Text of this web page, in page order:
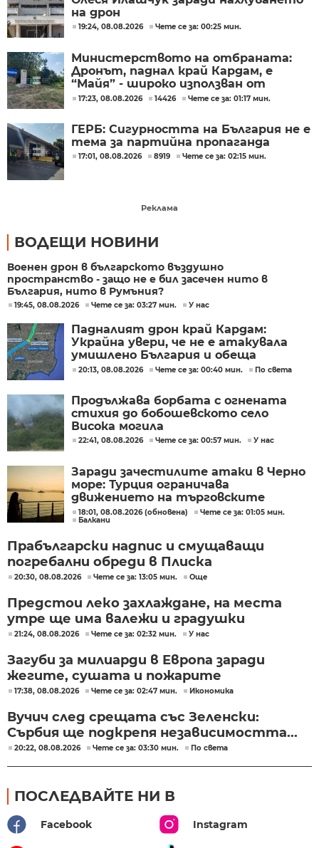
на дрон
19:24, 08.08.2026 Чете се за: 00:25 мин.
Министерството на отбраната:
Дронът, паднал край Кардам, е
“Майя” - широко използван от
украинската армия
17:23, 08.08.2026 14426 Чете се за: 01:17 мин.
ГЕРБ: Сигурността на България не е
тема за партийна пропаганда
17:01, 08.08.2026 8919 Чете се за: 02:15 мин.
Реклама
ВОДЕЩИ НОВИНИ
Военен дрон в българското въздушно
пространство - защо не е бил засечен нито в
България, нито в Румъния?
19:45, 08.08.2026 Чете се за: 03:27 мин. У нас
Падналият дрон край Кардам:
Украйна увери, че не е атакувала
умишлено България и обеща
разследване
20:13, 08.08.2026 Чете се за: 00:40 мин. По света
Продължава борбата с огнената
стихия до бобошевското село
Висока могила
22:41, 08.08.2026 Чете се за: 00:57 мин. У нас
Заради зачестилите атаки в Черно
море: Турция ограничава
движението на търговските
кораби
18:01, 08.08.2026 (обновена)
Чете се за: 01:05 мин.
Балкани
Прабългарски надпис и смущаващи
погребални обреди в Плиска
20:30, 08.08.2026 Чете се за: 13:05 мин. Още
Предстои леко захлаждане, на места
утре ще има валежи и градушки
21:24, 08.08.2026 Чете се за: 02:32 мин. У нас
Загуби за милиарди в Европа заради
жегите, сушата и пожарите
17:38, 08.08.2026 Чете се за: 02:47 мин. Икономика
Вучич след срещата със Зеленски:
Сърбия ще подкрепя независимостта...
20:22, 08.08.2026 Чете се за: 03:30 мин. По света
ПОСЛЕДВАЙТЕ НИ В
Facebook Instagram